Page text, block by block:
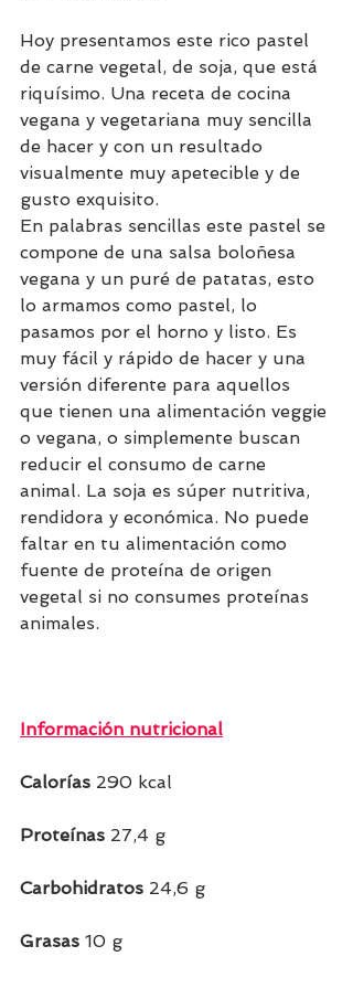
Hoy presentamos este rico pastel
de carne vegetal, de soja, que está
riquísimo. Una receta de cocina
vegana y vegetariana muy sencilla
de hacer y con un resultado
visualmente muy apetecible y de
gusto exquisito.
En palabras sencillas este pastel se
compone de una salsa boloñesa
vegana y un puré de patatas, esto
lo armamos como pastel, lo
pasamos por el horno y listo. Es
muy fácil y rápido de hacer y una
versión diferente para aquellos
que tienen una alimentación veggie
o vegana, o simplemente buscan
reducir el consumo de carne
animal. La soja es súper nutritiva,
rendidora y económica. No puede
faltar en tu alimentación como
fuente de proteína de origen
vegetal si no consumes proteínas
animales.
Información nutricional
Calorías 290 kcal
Proteínas 27,4 g
Carbohidratos 24,6 g
Grasas 10 g